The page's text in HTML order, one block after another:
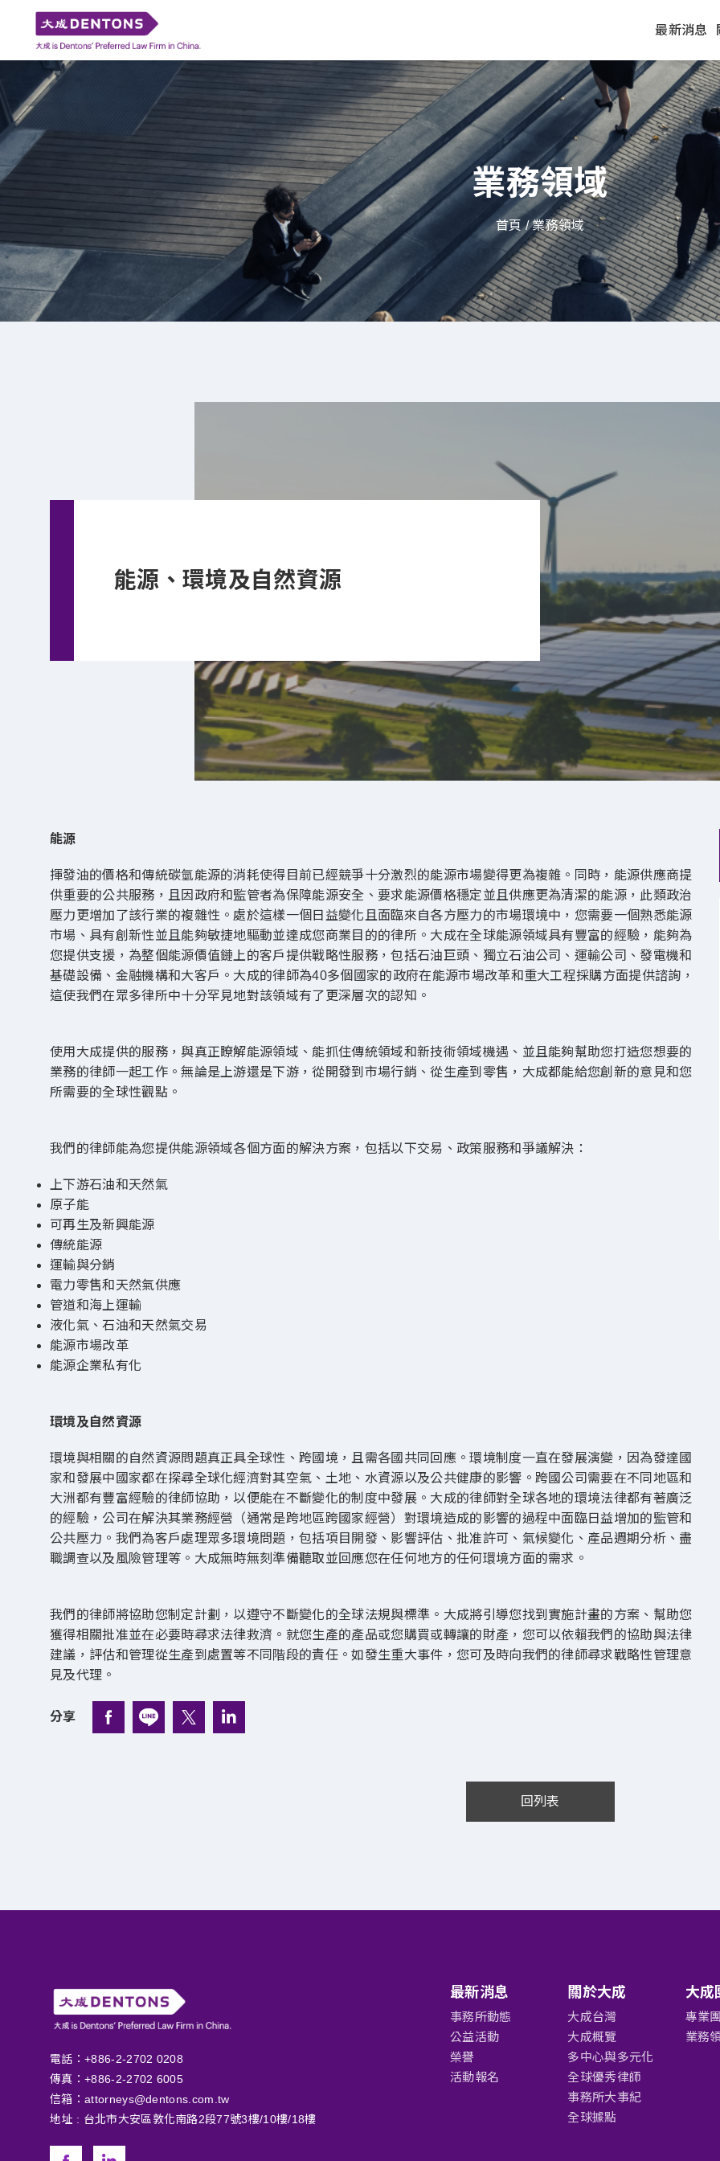
最新消息
業務領域
首頁/ 業務領域
能源、環境及自然資源
能源
揮發油的價格和傳統碳氫能源的消耗使得目前已經競爭十分激烈的能源市場變得更為複雜。同時，能源供應商提
供重要的公共服務，且因政府和監管者為保障能源安全、要求能源價格穩定並且供應更為清潔的能源，此類政治
壓力更增加了該行業的複雜性。處於這樣一個日益變化且面臨來自各方壓力的市場環境中，您需要一個熟悉能源
市場、具有創新性並且能夠敏捷地驅動並達成您商業目的的律所。大成在全球能源領域具有豐富的經驗，能夠為
您提供支援，為整個能源價值鏈上的客戶提供戰略性服務，包括石油巨頭、獨立石油公司、運輸公司、發電機和
基礎設備、金融機構和大客戶。大成的律師為40多個國家的政府在能源市場改革和重大工程採購方面提供諮詢，
這使我們在眾多律所中十分罕見地對該領域有了更深層次的認知。
使用大成提供的服務，與真正瞭解能源領域、能抓住傳統領域和新技術領域機遇、並且能夠幫助您打造您想要的
業務的律師一起工作。無論是上游還是下游，從開發到市場行銷、從生產到零售，大成都能給您創新的意見和您
所需要的全球性觀點。
我們的律師能為您提供能源領域各個方面的解決方案，包括以下交易、政策服務和爭議解決：
上下游石油和天然氣
原子能
可再生及新興能源
傳統能源
運輸與分銷
電力零售和天然氣供應
管道和海上運輸
液化氣、石油和天然氣交易
能源市場改革
能源企業私有化
環境及自然資源
環境與相關的自然資源問題真正具全球性、跨國境，且需各國共同回應。環境制度一直在發展演變，因為發達國
家和發展中國家都在探尋全球化經濟對其空氣、土地、水資源以及公共健康的影響。跨國公司需要在不同地區和
大洲都有豐富經驗的律師協助，以便能在不斷變化的制度中發展。大成的律師對全球各地的環境法律都有著廣泛
的經驗，公司在解決其業務經營（通常是跨地區跨國家經營）對環境造成的影響的過程中面臨日益增加的監管和
公共壓力。我們為客戶處理眾多環境問題，包括項目開發、影響評估、批准許可、氣候變化、產品週期分析、盡
職調查以及風險管理等。大成無時無刻準備聽取並回應您在任何地方的任何環境方面的需求。
我們的律師將協助您制定計劃，以遵守不斷變化的全球法規與標準。大成將引導您找到實施計畫的方案、幫助您
獲得相關批准並在必要時尋求法律救濟。就您生產的產品或您購買或轉讓的財產，您可以依賴我們的協助與法律
建議，評估和管理從生產到處置等不同階段的責任。如發生重大事件，您可及時向我們的律師尋求戰略性管理意
見及代理。
分享
回列表
電話：+886-2-2702 0208
傳真：+886-2-2702 6005
信箱： attorneys@dentons.com.tw
地址 : 台北市大安區敦化南路2段77號3樓/10樓/18樓
最新消息
事務所動態
公益活動
榮譽
活動報名
關於大成
大成台灣
大成概覽
多中心與多元化
全球優秀律師
事務所大事紀
全球據點
大成
專業
業務